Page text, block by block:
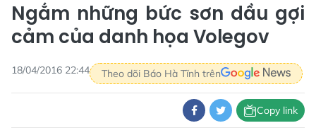
Ngắm những bức sơn dầu gợi
cảm của danh họa Volegov
18/04/2016 22:44 Theo dõi Báo Hà Tĩnh trên
Copy link